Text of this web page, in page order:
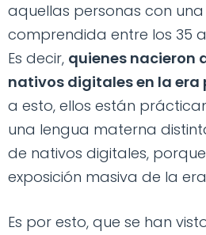
aquellas personas con
comprendida entre los 35
Es decir, quienes nacieron
nativos digitales en la era
a esto, ellos están
una lengua materna
de nativos digitales,
exposición masiva de la
Es por esto, que se han